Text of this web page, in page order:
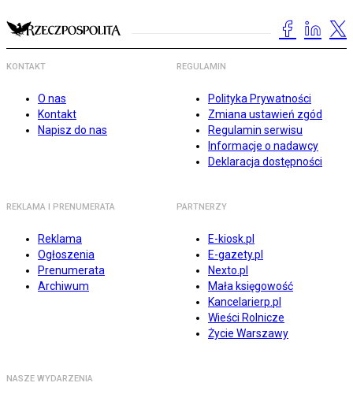
KONTAKT
O nas
Kontakt
Napisz do nas
REGULAMIN
Polityka Prywatności
Zmiana ustawień zgód
Regulamin serwisu
Informacje o nadawcy
Deklaracja dostępności
REKLAMA I PRENUMERATA
Reklama
Ogłoszenia
Prenumerata
Archiwum
PARTNERZY
E-kiosk.pl
E-gazety.pl
Nexto.pl
Mała księgowość
Kancelarierp.pl
Wieści Rolnicze
Życie Warszawy
NASZE WYDARZENIA